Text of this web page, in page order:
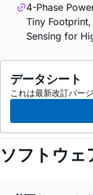
4-Phase
Tiny
Sensing for
データシート
これは最新改訂バー
ソフトウェ